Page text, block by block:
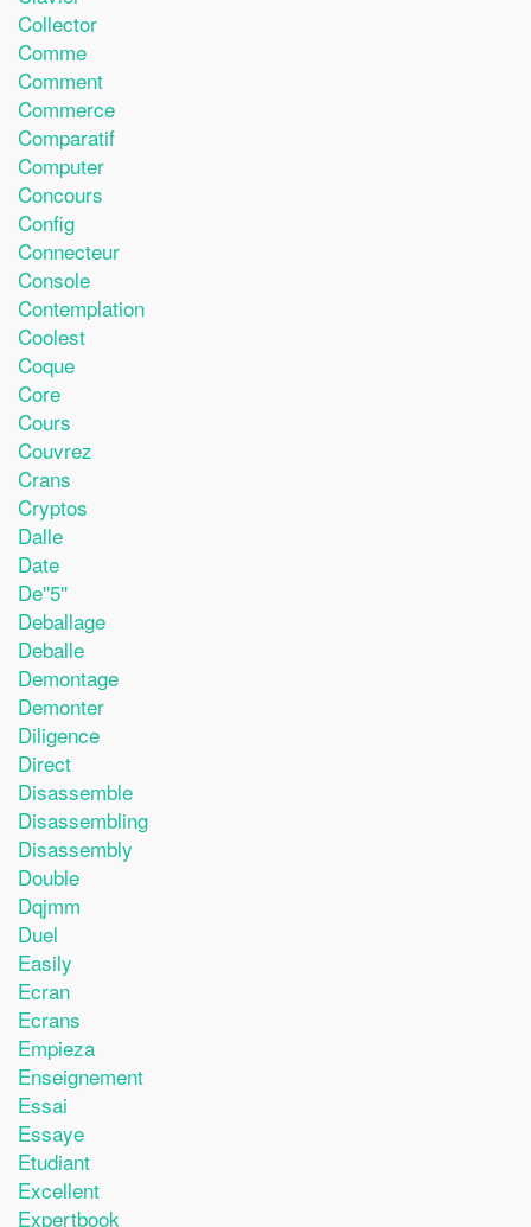
Collector
Comme
Comment
Commerce
Comparatif
Computer
Concours
Config
Connecteur
Console
Contemplation
Coolest
Coque
Core
Cours
Couvrez
Crans
Cryptos
Dalle
Date
De''5''
Deballage
Deballe
Demontage
Demonter
Diligence
Direct
Disassemble
Disassembling
Disassembly
Double
Dqjmm
Duel
Easily
Ecran
Ecrans
Empieza
Enseignement
Essai
Essaye
Etudiant
Excellent
Expertbook